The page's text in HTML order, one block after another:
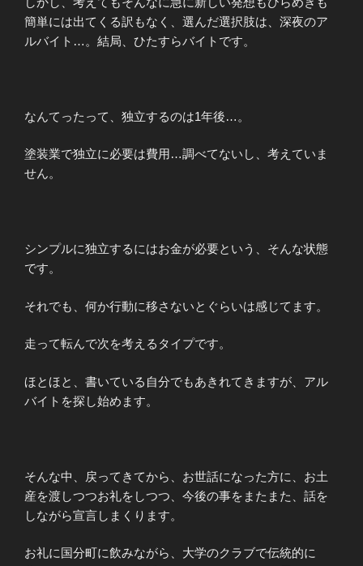
簡単には出てくる訳もなく、選んだ選択肢は、深夜のア
ルバイト…。結局、ひたすらバイトです。
なんてったって、独立するのは1年後…。
塗装業で独立に必要は費用…調べてないし、考えていま
せん。
シンプルに独立するにはお金が必要という、そんな状態
です。
それでも、何か行動に移さないとぐらいは感じてます。
走って転んで次を考えるタイプです。
ほとほと、書いている自分でもあきれてきますが、アル
バイトを探し始めます。
そんな中、戻ってきてから、お世話になった方に、お土
産を渡しつつお礼をしつつ、今後の事をまたまた、話を
しながら宣言しまくります。
お礼に国分町に飲みながら、大学のクラブで伝統的に